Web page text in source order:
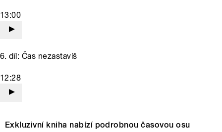
13:00
6. díl: Čas nezastavíš
12:28
Exkluzivní kniha nabízí podrobnou časovou osu